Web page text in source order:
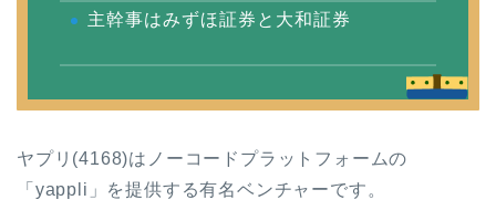
主幹事はみずほ証券と大和証券
ヤプリ(4168)はノーコードプラットフォームの
「yappli」を提供する有名ベンチャーです。